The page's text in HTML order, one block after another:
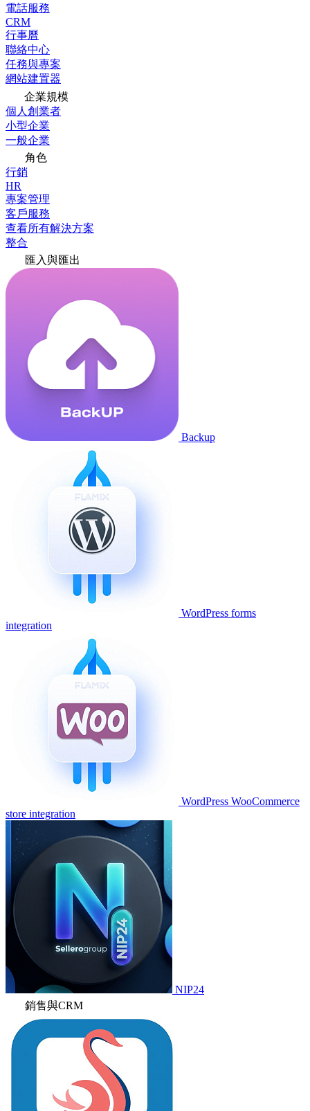
電話服務
CRM
行事曆
聯絡中心
任務與專案
網站建置器
企業規模
個人創業者
小型企業
一般企業
角色
行銷
HR
專案管理
客戶服務
查看所有解決方案
整合
匯入與匯出
Backup
WordPress forms
integration
WordPress WooCommerce
store integration
NIP24
銷售與CRM